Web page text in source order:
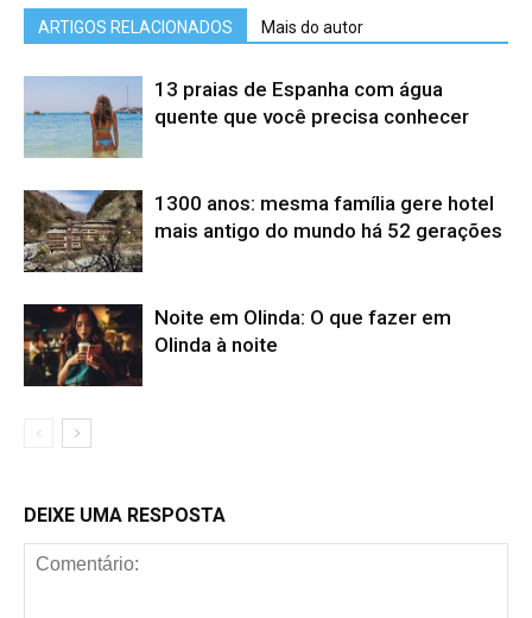
ARTIGOS RELACIONADOS Mais do autor
13 praias de Espanha com água
quente que você precisa conhecer
1300 anos: mesma família gere hotel
mais antigo do mundo há 52 gerações
Noite em Olinda: O que fazer em
Olinda à noite
DEIXE UMA RESPOSTA